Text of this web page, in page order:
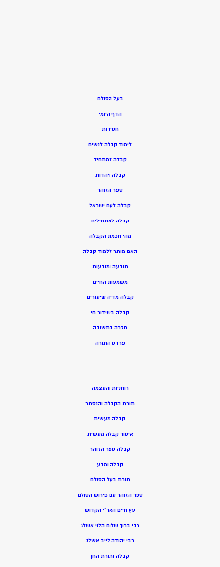
בעל הסולם
הדף היומי
חסידות
לימוד קבלה לנשים
קבלה למתחיל
קבלה ויהדות
ספר הזוהר
קבלה לעם ישראל
קבלה למתחילים
מהי חכמת הקבלה
האם מותר ללמוד קבלה
תודעה ומודעות
משמעות החיים
קבלה מדיה שיעורים
קבלה בשידור חי
חזרה בתשובה
פרדס התורה
רוחניות והעצמה
תורת הקבלה והנסתר
קבלה מעשית
איסור קבלה מעשית
קבלה ספר הזוהר
קבלה ומדע
תורת בעל הסולם
ספר הזוהר עם פירוש הסולם
עץ חיים האר”י הקדוש
רבי ברוך שלום הלוי אשלג
רבי יהודה לייב אשלג
קבלה ותורת החן